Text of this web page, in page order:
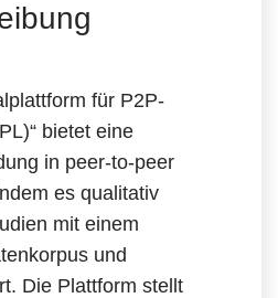
für P2P-
bietet eine
in peer-to-peer
es qualitativ
mit einem
und
Die Plattform stellt